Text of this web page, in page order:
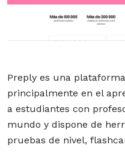
Preply es una
principalmente en el
a estudiantes con
mundo y dispone de
pruebas de nivel,